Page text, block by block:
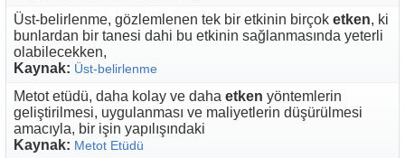
Üst-belirlenme, gözlemlenen tek bir etkinin birçok etken, ki
bunlardan bir tanesi dahi bu etkinin sağlanmasında yeterli
olabilecekken,
Kaynak: Üst-belirlenme
Metot etüdü, daha kolay ve daha etken yöntemlerin
geliştirilmesi, uygulanması ve maliyetlerin düşürülmesi
amacıyla, bir işin yapılışındaki
Kaynak: Metot Etüdü